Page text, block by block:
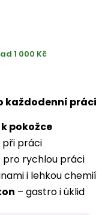
1 000 Kč
každodenní práci
pokožce
při práci
pro rychlou práci
i lehkou chemií
– gastro i úklid